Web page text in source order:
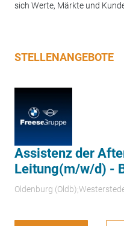
sich Werte, Märkte und
STELLENANGEBOTE
Assistenz der
Leitung(m/w/d) -
Oldenburg